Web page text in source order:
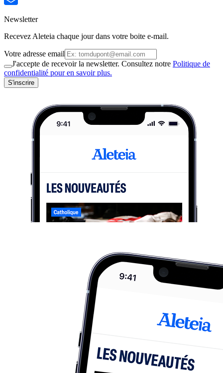
Newsletter
Recevez Aleteia chaque jour dans votre boite e-mail.
Votre adresse email
J'accepte de recevoir la newsletter. Consultez notre Politique de
confidentialité pour en savoir plus.
S'inscrire